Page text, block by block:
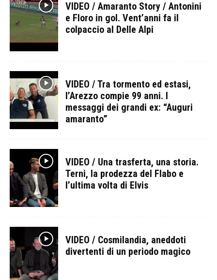
VIDEO / Amaranto Story / Antonini
e Floro in gol. Vent’anni fa il
colpaccio al Delle Alpi
VIDEO / Tra tormento ed estasi,
l’Arezzo compie 99 anni. I
messaggi dei grandi ex: “Auguri
amaranto”
VIDEO / Una trasferta, una storia.
Terni, la prodezza del Flabo e
l’ultima volta di Elvis
VIDEO / Cosmilandia, aneddoti
divertenti di un periodo magico